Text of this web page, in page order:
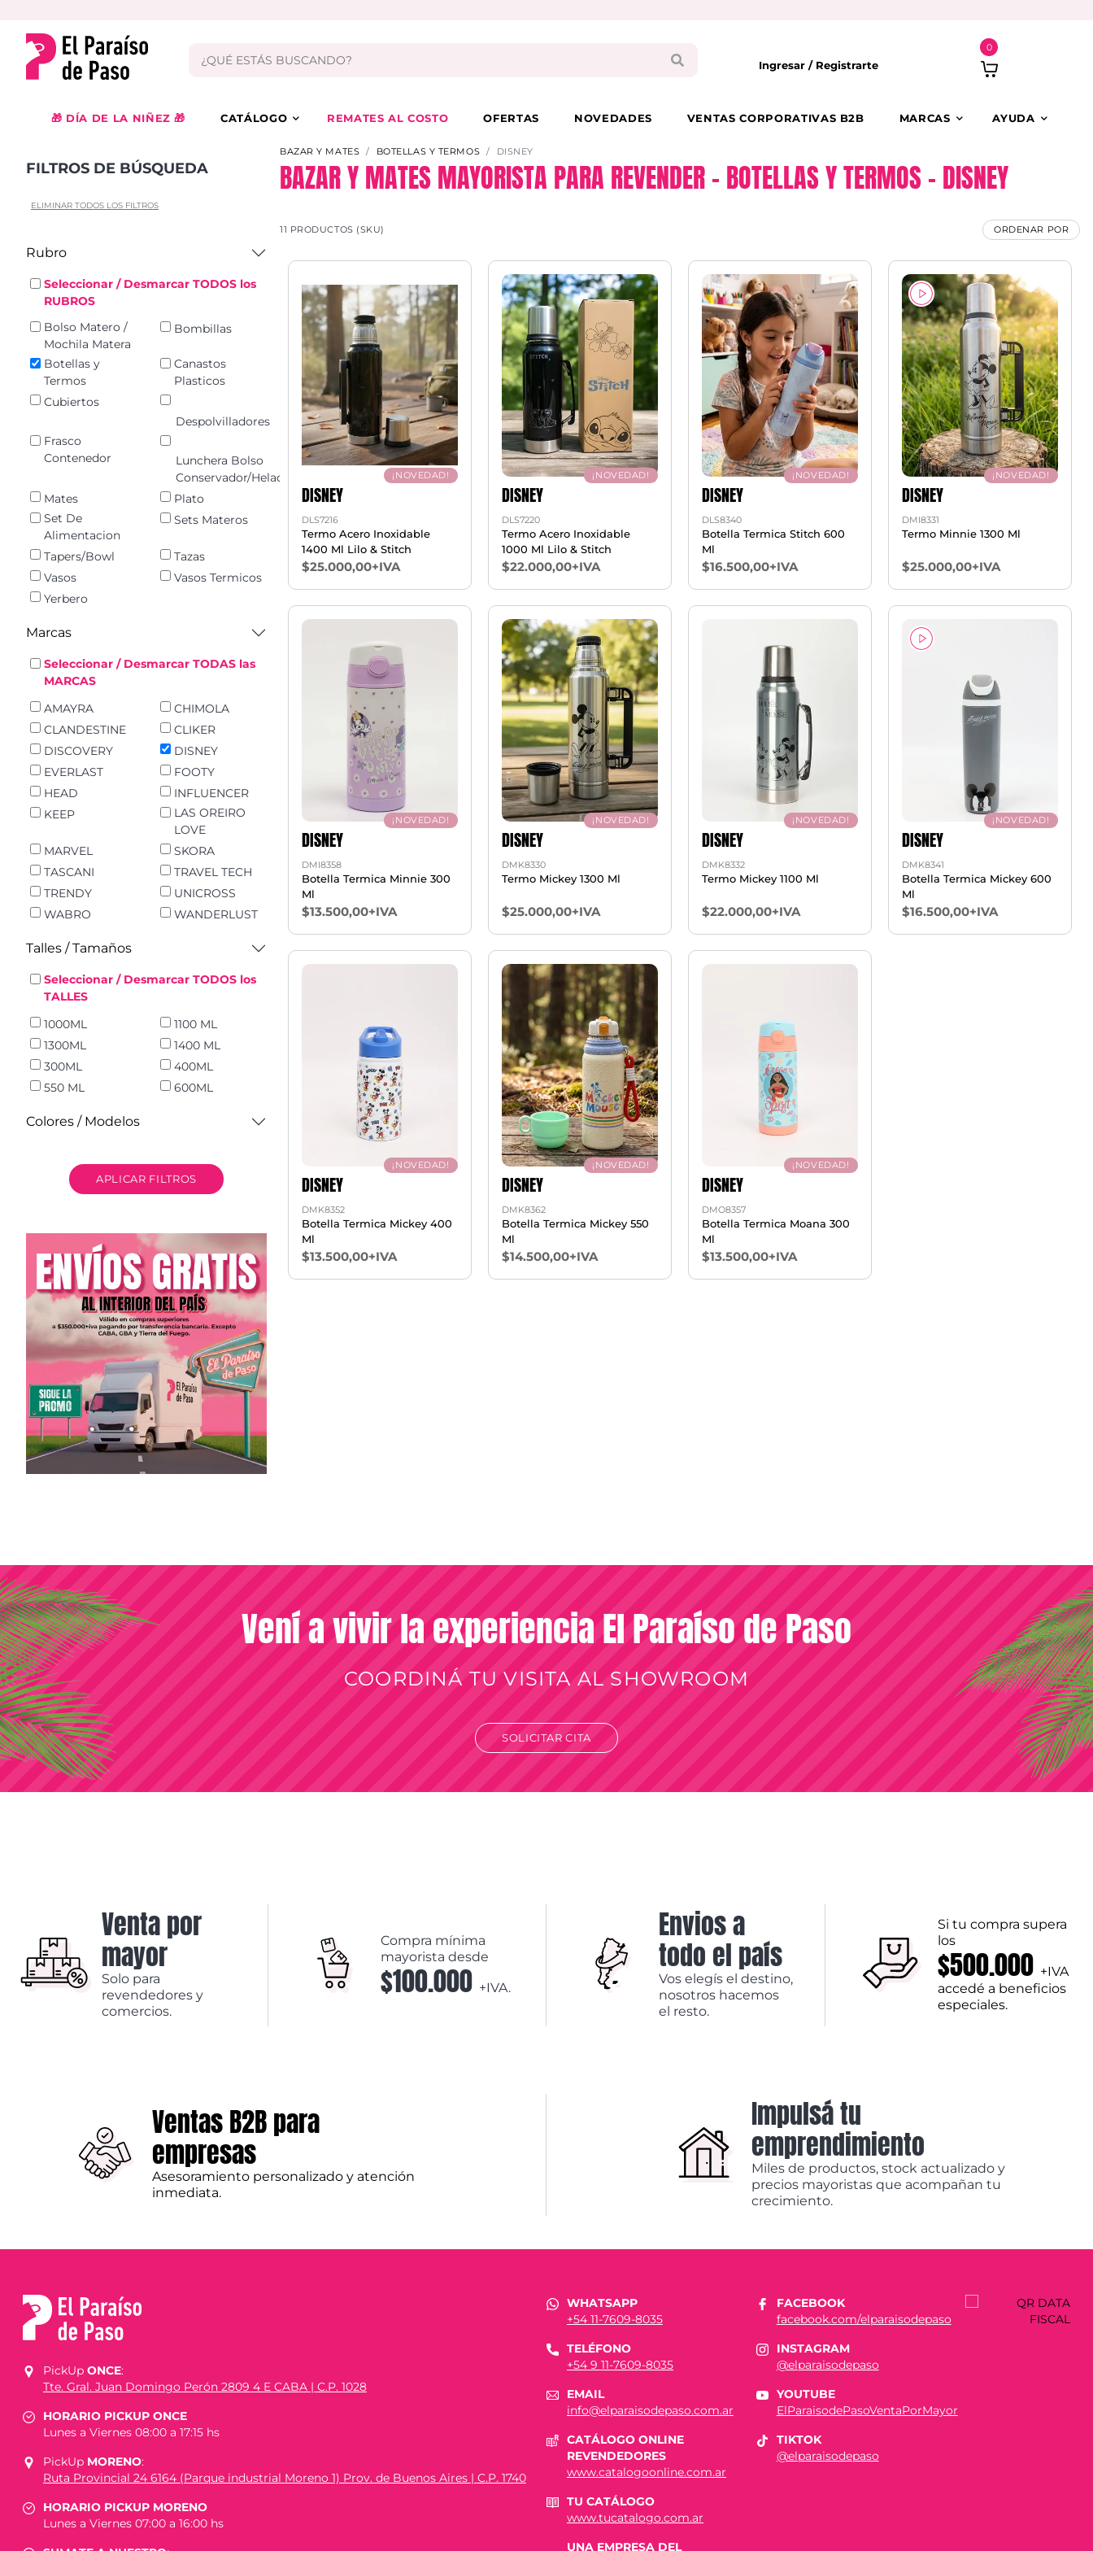
Ingresar / Registrarte
0
🎁 DÍA DE LA NIÑEZ 🎁 CATÁLOGO REMATES AL COSTO OFERTAS NOVEDADES VENTAS CORPORATIVAS B2B MARCAS AYUDA
FILTROS DE BÚSQUEDA
ELIMINAR TODOS LOS FILTROS
Rubro
Seleccionar / Desmarcar TODOS los
RUBROS
Bolso Matero /
Mochila Matera
Bombillas
Botellas y
Termos
Canastos
Plasticos
Cubiertos
Despolvilladores
Frasco
Contenedor
Lunchera Bolso
Conservador/Heladerita
Mates
Plato
Set De
Alimentacion
Sets Materos
Tapers/Bowl
Tazas
Vasos
Vasos Termicos
Yerbero
Marcas
Seleccionar / Desmarcar TODAS las
MARCAS
AMAYRA
CHIMOLA
CLANDESTINE
CLIKER
DISCOVERY
DISNEY
EVERLAST
FOOTY
HEAD
INFLUENCER
KEEP
LAS OREIRO
LOVE
MARVEL
SKORA
TASCANI
TRAVEL TECH
TRENDY
UNICROSS
WABRO
WANDERLUST
Talles / Tamaños
Seleccionar / Desmarcar TODOS los
TALLES
1000ML
1100 ML
1300ML
1400 ML
300ML
400ML
550 ML
600ML
Colores / Modelos
APLICAR FILTROS
BAZAR Y MATES BOTELLAS Y TERMOS DISNEY
BAZAR Y MATES MAYORISTA PARA REVENDER – BOTELLAS Y TERMOS – DISNEY
11 PRODUCTOS (SKU) ORDENAR POR
¡NOVEDAD!
DISNEY
DLS7216
Termo Acero Inoxidable
1400 Ml Lilo & Stitch
$25.000,00+IVA
¡NOVEDAD!
DISNEY
DLS7220
Termo Acero Inoxidable
1000 Ml Lilo & Stitch
$22.000,00+IVA
¡NOVEDAD!
DISNEY
DLS8340
Botella Termica Stitch 600
Ml
$16.500,00+IVA
¡NOVEDAD!
DISNEY
DMI8331
Termo Minnie 1300 Ml
$25.000,00+IVA
¡NOVEDAD!
DISNEY
DMI8358
Botella Termica Minnie 300
Ml
$13.500,00+IVA
¡NOVEDAD!
DISNEY
DMK8330
Termo Mickey 1300 Ml
$25.000,00+IVA
¡NOVEDAD!
DISNEY
DMK8332
Termo Mickey 1100 Ml
$22.000,00+IVA
¡NOVEDAD!
DISNEY
DMK8341
Botella Termica Mickey 600
Ml
$16.500,00+IVA
¡NOVEDAD!
DISNEY
DMK8352
Botella Termica Mickey 400
Ml
$13.500,00+IVA
¡NOVEDAD!
DISNEY
DMK8362
Botella Termica Mickey 550
Ml
$14.500,00+IVA
¡NOVEDAD!
DISNEY
DMO8357
Botella Termica Moana 300
Ml
$13.500,00+IVA
Vení a vivir la experiencia El Paraíso de Paso
COORDINÁ TU VISITA AL SHOWROOM
SOLICITAR CITA
Venta por
mayor
Solo para
revendedores y
comercios.
Compra mínima
mayorista desde
$100.000 +IVA.
Envios a
todo el país
Vos elegís el destino,
nosotros hacemos
el resto.
Si tu compra supera
los
$500.000 +IVA
accedé a beneficios
especiales.
Ventas B2B para
empresas
Asesoramiento personalizado y atención
inmediata.
Impulsá tu
emprendimiento
Miles de productos, stock actualizado y
precios mayoristas que acompañan tu
crecimiento.
PickUp ONCE:
Tte. Gral. Juan Domingo Perón 2809 4 E CABA | C.P. 1028
HORARIO PICKUP ONCE
Lunes a Viernes 08:00 a 17:15 hs
PickUp MORENO:
Ruta Provincial 24 6164 (Parque industrial Moreno 1) Prov. de Buenos Aires | C.P. 1740
HORARIO PICKUP MORENO
Lunes a Viernes 07:00 a 16:00 hs
WHATSAPP
+54 11-7609-8035
TELÉFONO
+54 9 11-7609-8035
EMAIL
info@elparaisodepaso.com.ar
CATÁLOGO ONLINE
REVENDEDORES
www.catalogoonline.com.ar
TU CATÁLOGO
www.tucatalogo.com.ar
UNA EMPRESA DEL
FACEBOOK
facebook.com/elparaisodepaso
INSTAGRAM
@elparaisodepaso
YOUTUBE
ElParaisodePasoVentaPorMayor
TIKTOK
@elparaisodepaso